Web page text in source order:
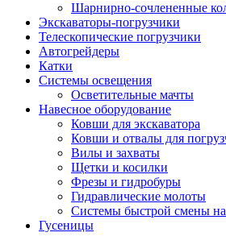
Шарнирно-сочлененные
Экскаваторы-погрузчики
Телескопические погрузчики
Автогрейдеры
Катки
Системы освещения
Осветительные мачты
Навесное оборудование
Ковши для экскаватора
Ковши и отвалы для
Вилы и захваты
Щетки и косилки
Фрезы и гидробуры
Гидравлические молоты
Системы быстрой смены
Гусеницы